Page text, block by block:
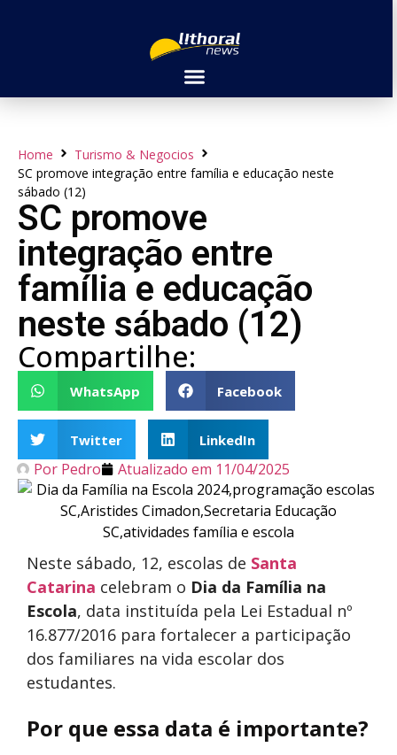
Home
Turismo & Negocios
SC promove integração entre família e educação neste
sábado (12)
SC promove
integração entre
família e educação
neste sábado (12)
Compartilhe:
WhatsApp Facebook
Twitter LinkedIn
Por Pedro Atualizado em 11/04/2025
Neste sábado, 12, escolas de Santa
Catarina celebram o Dia da Família na
Escola, data instituída pela Lei Estadual nº
16.877/2016 para fortalecer a participação
dos familiares na vida escolar dos
estudantes.
Por que essa data é importante?